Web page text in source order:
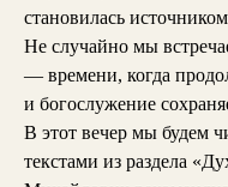
становилась
Не случайно мы
— времени, когда
и богослужение
В этот вечер мы будем
текстами из раздела